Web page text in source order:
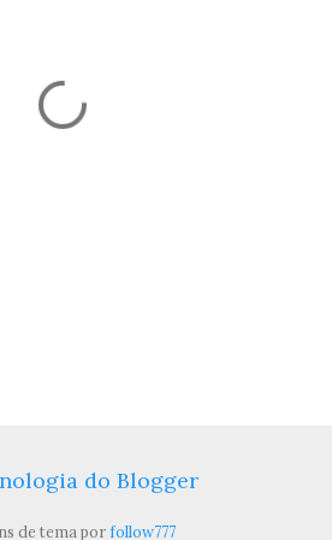
do Blogger
de tema porfollow777